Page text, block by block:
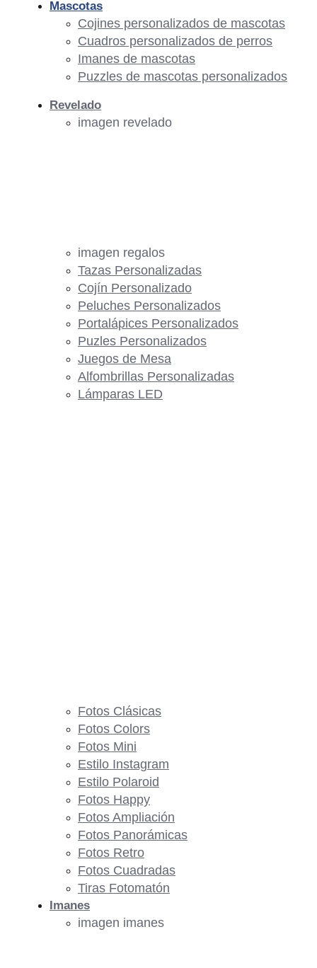
imagen regalos
Tazas Personalizadas
Cojín Personalizado
Peluches Personalizados
Portalápices Personalizados
Puzles Personalizados
Juegos de Mesa
Alfombrillas Personalizadas
Lámparas LED
Mascotas
Cojines personalizados de mascotas
Cuadros personalizados de perros
Imanes de mascotas
Puzzles de mascotas personalizados
Revelado
imagen revelado
Fotos Clásicas
Fotos Colors
Fotos Mini
Estilo Instagram
Estilo Polaroid
Fotos Happy
Fotos Ampliación
Fotos Panorámicas
Fotos Retro
Fotos Cuadradas
Tiras Fotomatón
Imanes
imagen imanes